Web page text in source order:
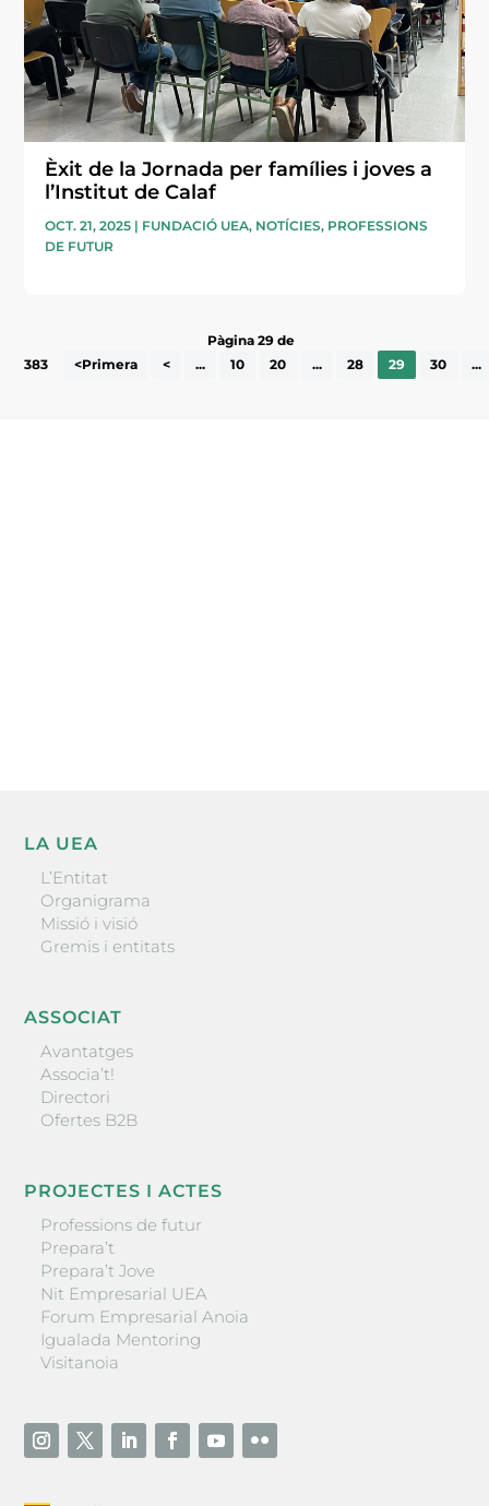
Èxit de la Jornada per famílies i joves a
l’Institut de Calaf
OCT. 21, 2025 | FUNDACIÓ UEA, NOTÍCIES, PROFESSIONS
DE FUTUR
Pàgina 29 de
383
<Primera < ... 10 20 ... 28 29 30 ...
LA UEA
L’Entitat
Organigrama
Missió i visió
Gremis i entitats
ASSOCIAT
Avantatges
Associa’t!
Directori
Ofertes B2B
PROJECTES I ACTES
Professions de futur
Prepara’t
Prepara’t Jove
Nit Empresarial UEA
Forum Empresarial Anoia
Igualada Mentoring
Visitanoia